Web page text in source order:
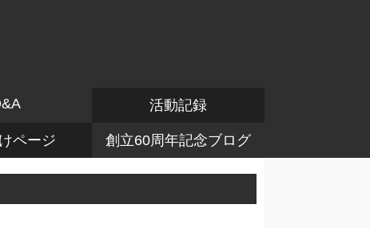
活動記録
ページ 創立60周年記念ブログ